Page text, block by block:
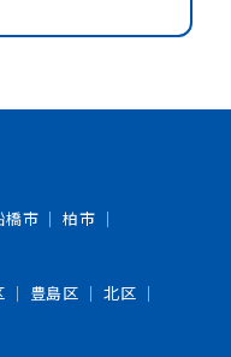
橋市 柏市
豊島区 北区